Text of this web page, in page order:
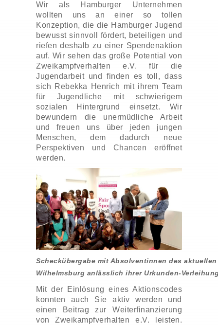
Wir als Hamburger Unternehmen
wollten uns an einer so tollen
Konzeption, die die Hamburger Jugend
bewusst sinnvoll fördert, beteiligen und
riefen deshalb zu einer Spendenaktion
auf. Wir sehen das große Potential von
Zweikampfverhalten e.V. für die
Jugendarbeit und finden es toll, dass
sich Rebekka Henrich mit ihrem Team
für Jugendliche mit schwierigem
sozialen Hintergrund einsetzt. Wir
bewundern die unermüdliche Arbeit
und freuen uns über jeden jungen
Menschen, dem dadurch neue
Perspektiven und Chancen eröffnet
werden.
Scheckübergabe mit Absolventinnen des
Wilhelmsburg anlässlich ihrer Urkunden-
Mit der Einlösung eines Aktionscodes
konnten auch Sie aktiv werden und
einen Beitrag zur Weiterfinanzierung
von Zweikampfverhalten e.V. leisten.